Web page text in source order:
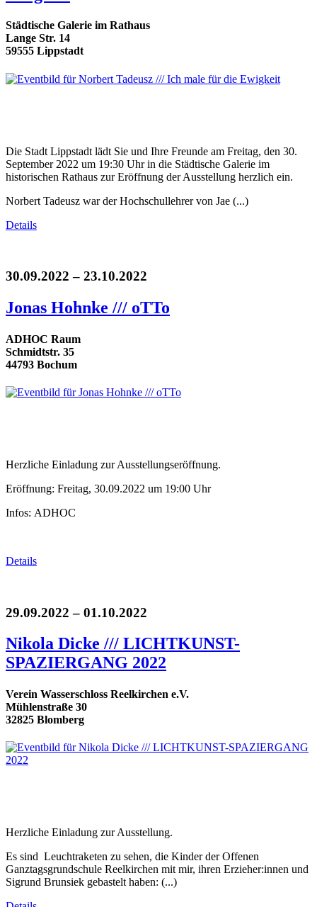
Städtische Galerie im Rathaus
Lange Str. 14
59555 Lippstadt
Die Stadt Lippstadt lädt Sie und Ihre Freunde am Freitag, den 30.
September 2022 um 19:30 Uhr in die Städtische Galerie im
historischen Rathaus zur Eröffnung der Ausstellung herzlich ein.
Norbert Tadeusz war der Hochschullehrer von Jae (...)
Details
30.09.2022 – 23.10.2022
Jonas Hohnke /// oTTo
ADHOC Raum
Schmidtstr. 35
44793 Bochum
Herzliche Einladung zur Ausstellungseröffnung.
Eröffnung: Freitag, 30.09.2022 um 19:00 Uhr
Infos: ADHOC
Details
29.09.2022 – 01.10.2022
Nikola Dicke /// LICHTKUNST-
SPAZIERGANG 2022
Verein Wasserschloss Reelkirchen e.V.
Mühlenstraße 30
32825 Blomberg
Herzliche Einladung zur Ausstellung.
Es sind Leuchtraketen zu sehen, die Kinder der Offenen
Ganztagsgrundschule Reelkirchen mit mir, ihren Erzieher:innen und
Sigrund Brunsiek gebastelt haben: (...)